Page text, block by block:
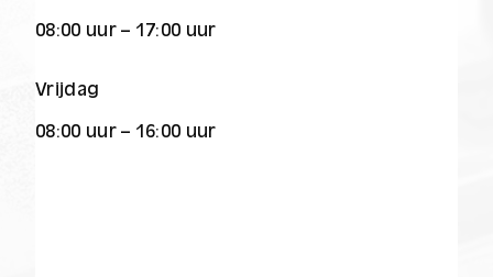
08:00 uur – 17:00 uur
Vrijdag
08:00 uur – 16:00 uur